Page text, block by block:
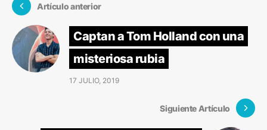
Artículo anterior
Captan a Tom Holland con una
misteriosa rubia
17 JULIO, 2019
Siguiente Artículo